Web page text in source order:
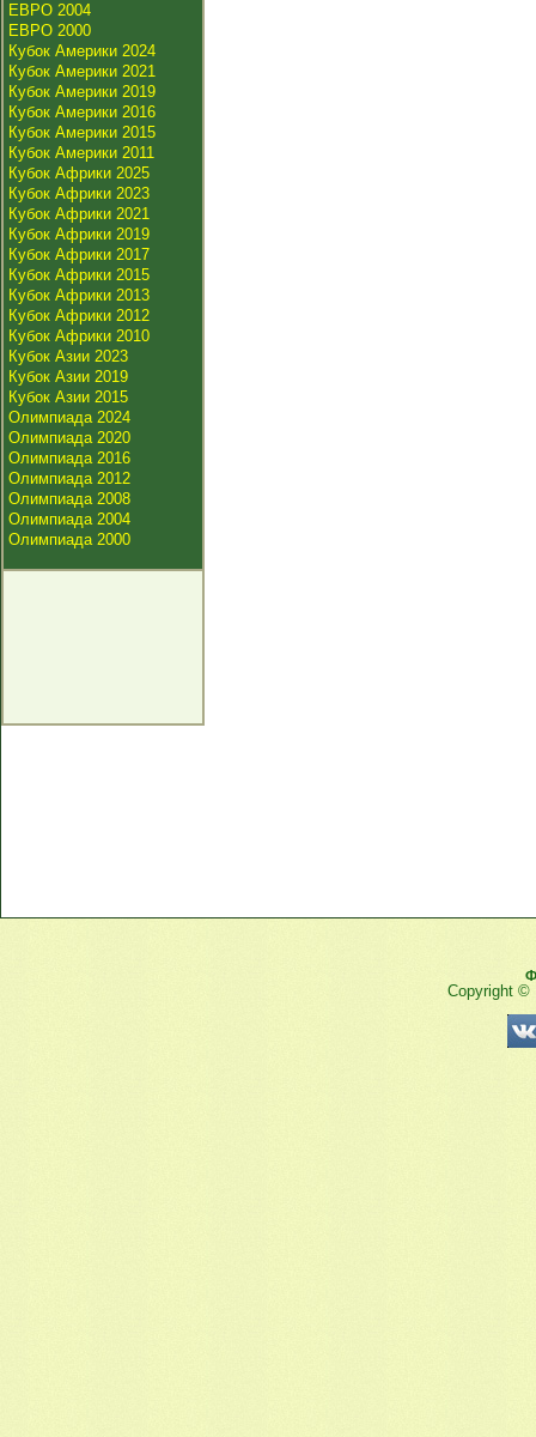
ЕВРО 2004
ЕВРО 2000
Кубок Америки 2024
Кубок Америки 2021
Кубок Америки 2019
Кубок Америки 2016
Кубок Америки 2015
Кубок Америки 2011
Кубок Африки 2025
Кубок Африки 2023
Кубок Африки 2021
Кубок Африки 2019
Кубок Африки 2017
Кубок Африки 2015
Кубок Африки 2013
Кубок Африки 2012
Кубок Африки 2010
Кубок Азии 2023
Кубок Азии 2019
Кубок Азии 2015
Олимпиада 2024
Олимпиада 2020
Олимпиада 2016
Олимпиада 2012
Олимпиада 2008
Олимпиада 2004
Олимпиада 2000
Copyright ©